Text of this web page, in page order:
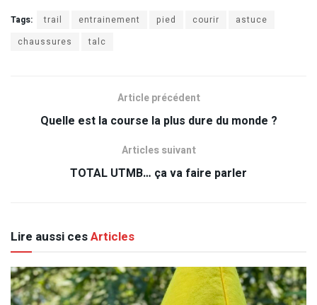
Tags: trail entrainement pied courir
astuce
chaussures
talc
Article précédent
Quelle est la course la plus dure du monde ?
Articles suivant
TOTAL UTMB… ça va faire parler
Lire aussi cesArticles